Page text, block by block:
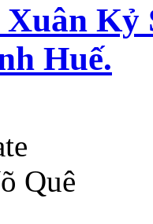
Kỷ
Huế.
Quê